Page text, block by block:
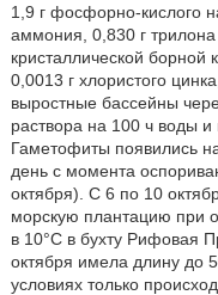
1,9 г фосфорно-кислого
аммония, 0,830 г
кристаллической борной
0,0013 г хлористого
выростные бассейны
раствора на 100 ч воды
Гаметофиты появились
день с момента
октября). С 6 по 10
морскую плантацию при
в 10°С в бухту Рифовая
октября имела длину до
условиях только